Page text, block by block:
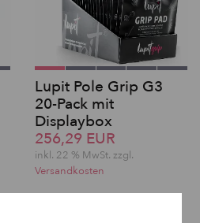
Lupit Pole Grip G3
20-Pack mit
Displaybox
256,29 EUR
inkl. 22 % MwSt. zzgl.
Versandkosten